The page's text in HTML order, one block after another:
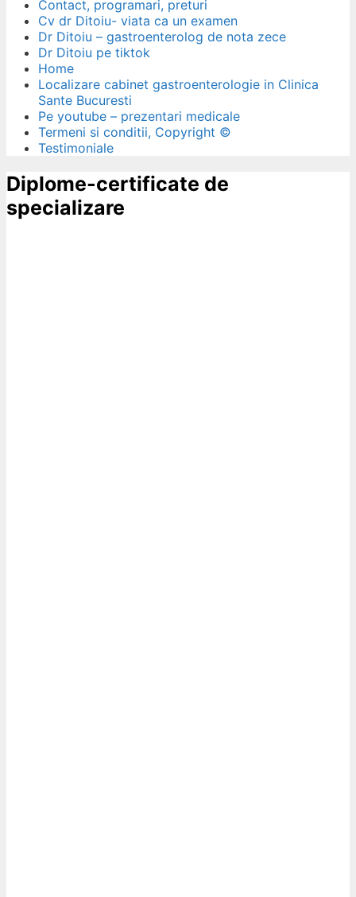
Contact, programari, preturi
Cv dr Ditoiu- viata ca un examen
Dr Ditoiu – gastroenterolog de nota zece
Dr Ditoiu pe tiktok
Home
Localizare cabinet gastroenterologie in Clinica
Sante Bucuresti
Pe youtube – prezentari medicale
Termeni si conditii, Copyright ©
Testimoniale
Diplome-certificate de
specializare